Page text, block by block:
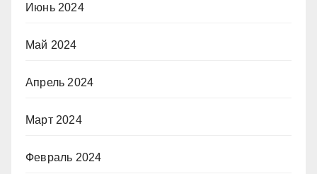
Июнь 2024
Май 2024
Апрель 2024
Март 2024
Февраль 2024